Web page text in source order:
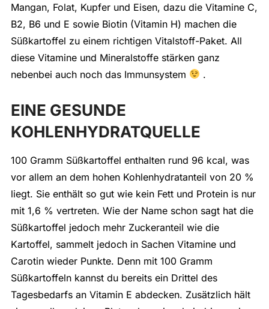
Mangan, Folat, Kupfer und Eisen, dazu die Vitamine C,
B2, B6 und E sowie Biotin (Vitamin H) machen die
Süßkartoffel zu einem richtigen Vitalstoff-Paket. All
diese Vitamine und Mineralstoffe stärken ganz
nebenbei auch noch das Immunsystem
.
EINE GESUNDE
KOHLENHYDRATQUELLE
100 Gramm Süßkartoffel enthalten rund 96 kcal, was
vor allem an dem hohen Kohlenhydratanteil von 20 %
liegt. Sie enthält so gut wie kein Fett und Protein is nur
mit 1,6 % vertreten. Wie der Name schon sagt hat die
Süßkartoffel jedoch mehr Zuckeranteil wie die
Kartoffel, sammelt jedoch in Sachen Vitamine und
Carotin wieder Punkte. Denn mit 100 Gramm
Süßkartoffeln kannst du bereits ein Drittel des
Tagesbedarfs an Vitamin E abdecken. Zusätzlich hält